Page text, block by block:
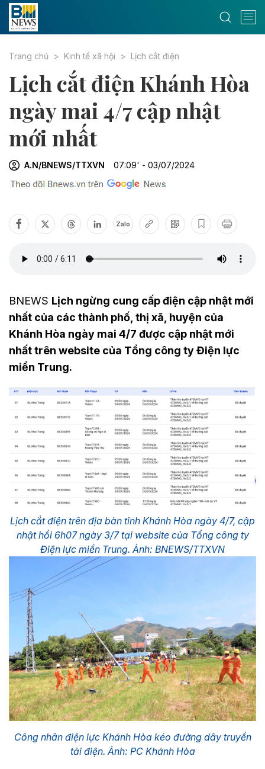
Trang chủ Kinh tế xã hội Lịch cắt điện
Lịch cắt điện Khánh Hòa
ngày mai 4/7 cập nhật
mới nhất
A.N/BNEWS/TTXVN 07:09' - 03/07/2024
Zalo
BNEWS Lịch ngừng cung cấp điện cập nhật mới
nhất của các thành phố, thị xã, huyện của
Khánh Hòa ngày mai 4/7 được cập nhật mới
nhất trên website của Tổng công ty Điện lực
miền Trung.
Lịch cắt điện trên địa bàn tỉnh Khánh Hòa ngày 4/7, cập
nhật hồi 6h07 ngày 3/7 tại website của Tổng công ty
Điện lực miền Trung. Ảnh: BNEWS/TTXVN
Công nhân điện lực Khánh Hòa kéo đường dây truyền
tải điện. Ảnh: PC Khánh Hòa